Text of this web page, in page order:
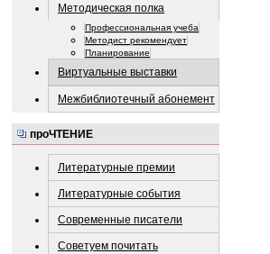
Методическая полка
Профессиональная учеба
Методист рекомендует
Планирование
Виртуальные выставки
Межбиблиотечный абонемент
проЧТЕНИЕ
Литературные премии
Литературные события
Современные писатели
Советуем почитать